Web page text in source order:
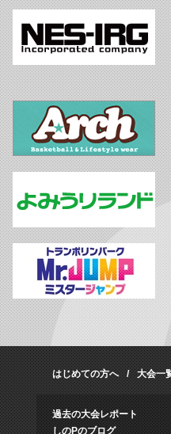
はじめての方へ 大会一
過去の大会レポート
しのPのブログ